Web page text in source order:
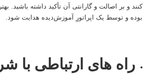
کنند و بر اصالت و گارانتی آن تأکید داشته باشید.
بوده و توسط یک اپراتورِ آموزش‌دیده هدایت شود.
راه های ارتباطی با